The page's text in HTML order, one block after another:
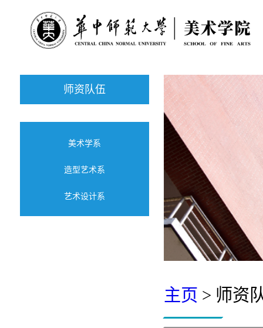
师资队伍
美术学系
造型艺术系
艺术设计系
主页 > 师资